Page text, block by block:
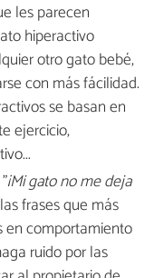
les parecen
hiperactivo
otro gato bebé,
con más fácilidad.
se basan en
ejercicio,
¡Mi gato no me deja
frases que más
en comportamiento
ruido por las